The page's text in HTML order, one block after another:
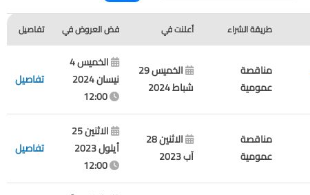
طريقة الشراء أعلنت في فض العروض في تفاصيل
مناقصة
عمومية
الخميس 29
شباط 2024
الخميس 4
نيسان 2024
12:00
تفاصيل
مناقصة
عمومية
الاثنين 28
آب 2023
الاثنين 25
أيلول 2023
12:00
تفاصيل